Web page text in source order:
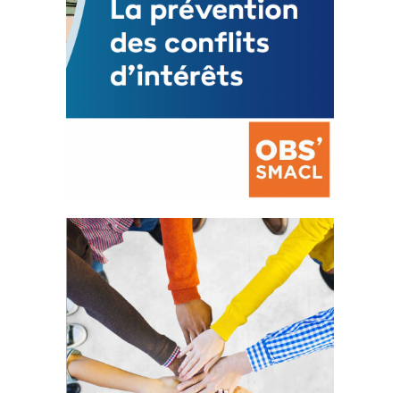
La prévention des conflits
d’intérêts
18 septembre 2023
FEUILLETER